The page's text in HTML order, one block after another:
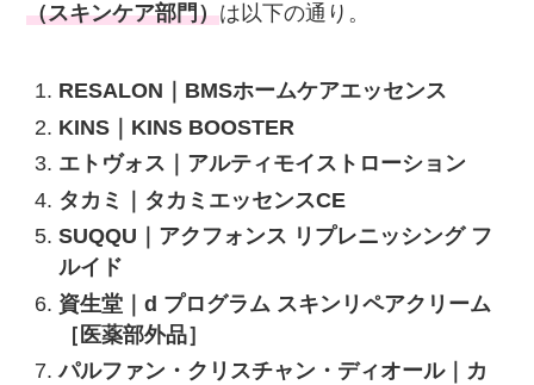
（スキンケア部門）は以下の通り。
RESALON｜BMSホームケアエッセンス
KINS｜KINS BOOSTER
エトヴォス｜アルティモイストローション
タカミ｜タカミエッセンスCE
SUQQU｜アクフォンス リプレニッシング フ
ルイド
資生堂｜d プログラム スキンリペアクリーム
［医薬部外品］
パルファン・クリスチャン・ディオール｜カ